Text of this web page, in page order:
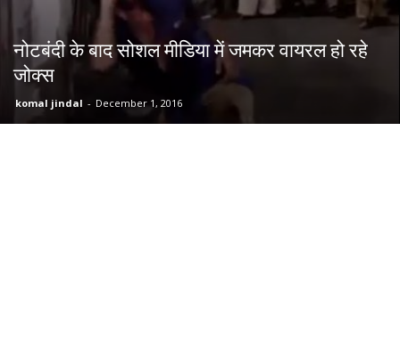
नोटबंदी के बाद सोशल मीडिया में जमकर वायरल हो रहे
जोक्स
komal jindal - December 1, 2016